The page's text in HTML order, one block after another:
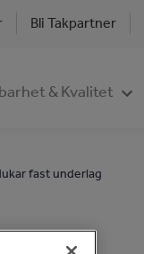
Bli Takpartner
& Kvalitet
fast underlag